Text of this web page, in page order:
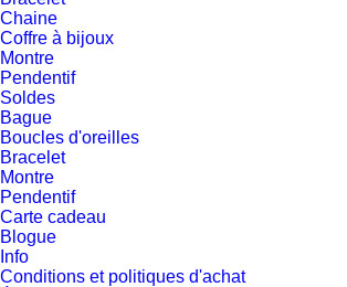
Chaine
Coffre à bijoux
Montre
Pendentif
Soldes
Bague
Boucles d'oreilles
Bracelet
Montre
Pendentif
Carte cadeau
Blogue
Info
Conditions et politiques d'achat